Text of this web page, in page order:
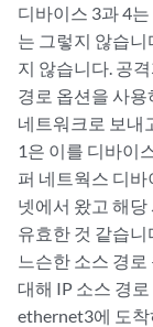
디바이스 3과 4
는 그렇지 않습
지 않습니다. 공
경로 옵션을 사
네트워크로 보내
1은 이를 디바이
퍼 네트웍스 디바
넷에서 왔고 해
유효한 것 같습니
느슨한 소스 경
대해 IP 소스 경
ethernet3에 도